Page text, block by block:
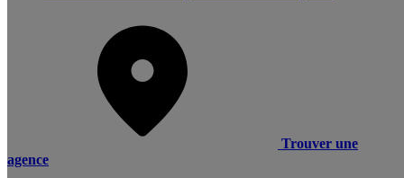
Trouver une
agence